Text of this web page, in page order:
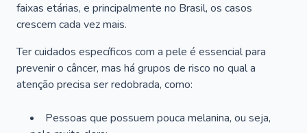
faixas etárias, e principalmente no Brasil, os casos
crescem cada vez mais.
Ter cuidados específicos com a pele é essencial para
prevenir o câncer, mas há grupos de risco no qual a
atenção precisa ser redobrada, como:
Pessoas que possuem pouca melanina, ou seja,